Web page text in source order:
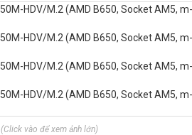
(Click vào để xem ảnh lớn)